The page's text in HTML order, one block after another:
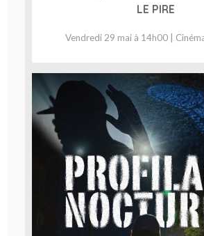
LE PIRE
Vendredi 29 mai à 14h00 |